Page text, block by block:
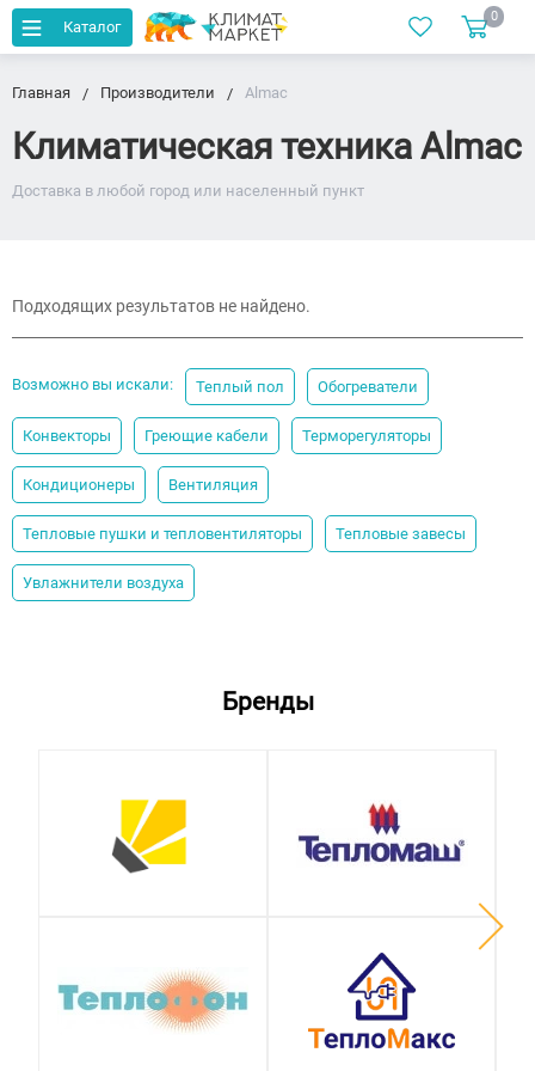
Каталог
0
Главная Производители Almac
Климатическая техника Almac
Доставка в любой город или населенный пункт
Подходящих результатов не найдено.
Возможно вы искали: Теплый пол Обогреватели
Конвекторы Греющие кабели Терморегуляторы
Кондиционеры Вентиляция
Тепловые пушки и тепловентиляторы Тепловые завесы
Увлажнители воздуха
Бренды